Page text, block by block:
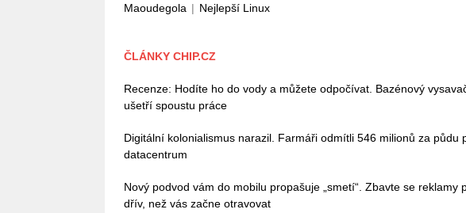
Maoudegola | Nejlepší Linux
ČLÁNKY CHIP.CZ
Recenze: Hodíte ho do vody a můžete odpočívat. Bazénový
ušetří spoustu práce
Digitální kolonialismus narazil. Farmáři odmítli 546 milionů za půdu
datacentrum
Nový podvod vám do mobilu propašuje „smetí“. Zbavte se reklamy
dřív, než vás začne otravovat